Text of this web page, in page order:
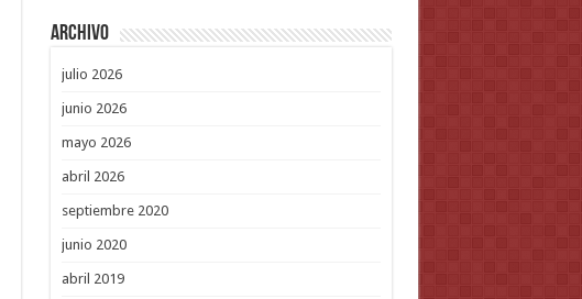
Archivo
julio 2026
junio 2026
mayo 2026
abril 2026
septiembre 2020
junio 2020
abril 2019